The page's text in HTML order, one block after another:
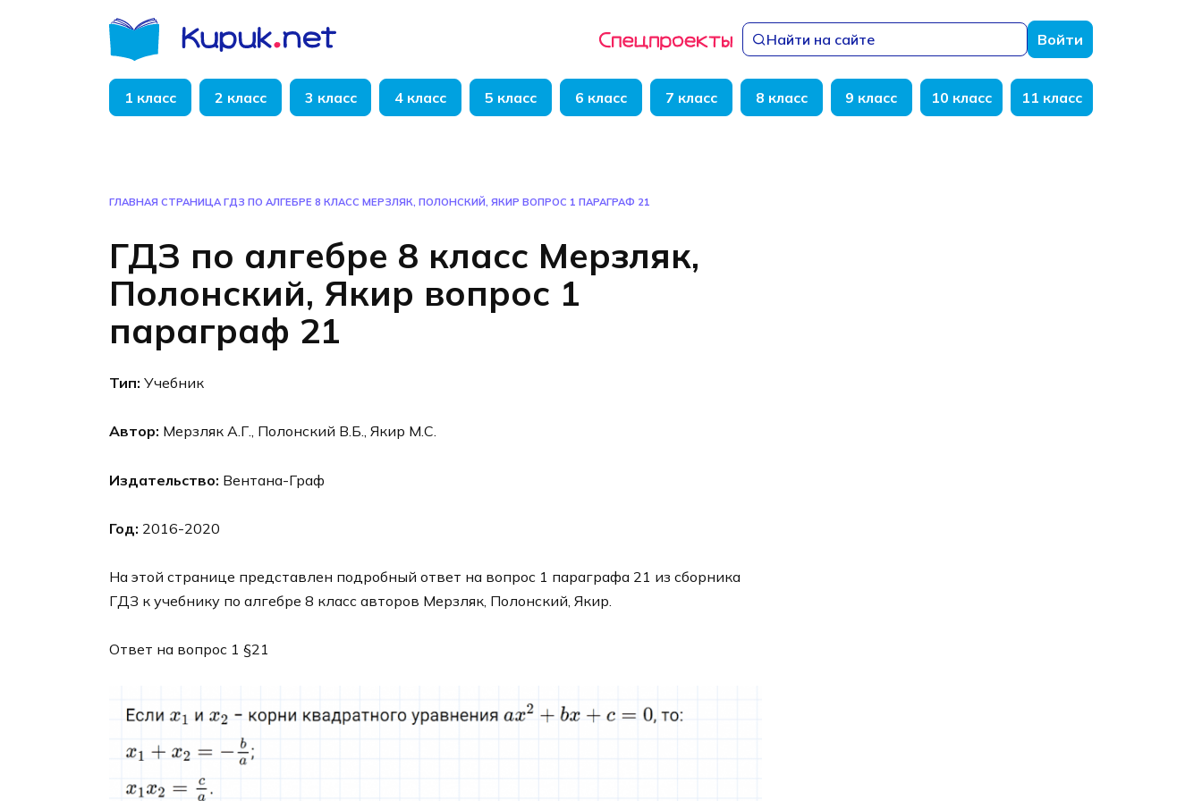
Найти на сайте Войти
1 класс 2 класс 3 класс 4 класс 5 класс 6 класс 7 класс 8 класс 9 класс 10 класс 11 класс
ГЛАВНАЯ СТРАНИЦА ГДЗ ПО АЛГЕБРЕ 8 КЛАСС МЕРЗЛЯК, ПОЛОНСКИЙ, ЯКИР ВОПРОС 1 ПАРАГРАФ 21
ГДЗ по алгебре 8 класс Мерзляк,
Полонский, Якир вопрос 1
параграф 21
Тип: Учебник
Автор: Мерзляк А.Г., Полонский В.Б., Якир М.С.
Издательство: Вентана-Граф
Год: 2016-2020
На этой странице представлен подробный ответ на вопрос 1 параграфа 21 из сборника
ГДЗ к учебнику по алгебре 8 класс авторов Мерзляк, Полонский, Якир.
Ответ на вопрос 1 §21